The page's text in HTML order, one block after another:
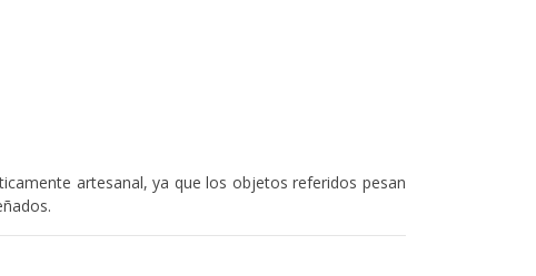
artesanal, ya que los objetos referidos pesan